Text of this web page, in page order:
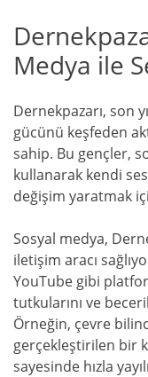
Medya ile
Dernekpazarı, son
gücünü keşfeden
sahip. Bu gençler,
kullanarak kendi
değişim yaratmak
Sosyal medya,
iletişim aracı
YouTube gibi
tutkularını ve
Örneğin, çevre
gerçekleştirilen bir
sayesinde hızla